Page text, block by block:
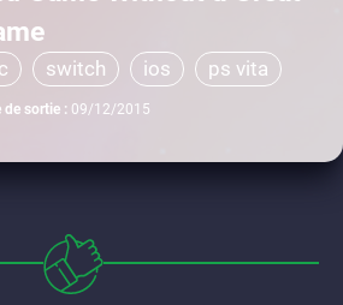
switch ios ps vita
de sortie : 09/12/2015